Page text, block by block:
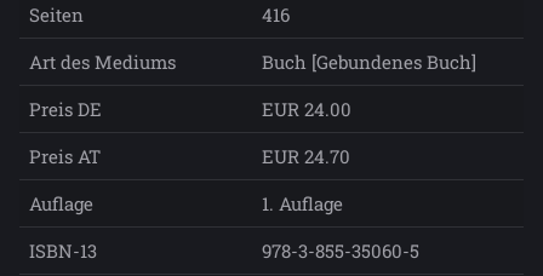
Seiten
416
Art des Mediums
Buch [Gebundenes Buch]
Preis DE
EUR 24.00
Preis AT
EUR 24.70
Auflage
1. Auflage
ISBN-13
978-3-855-35060-5